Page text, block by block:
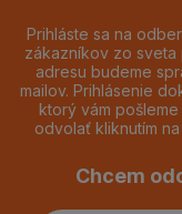
Prihláste sa na
zákazníkov zo sveta
adresu budeme
mailov. Prihlásenie
ktorý vám
odvolať kliknutím
Chcem